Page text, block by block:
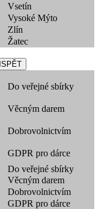
Vsetín
Vysoké Mýto
Zlín
Žatec
Do veřejné sbírky
Věcným darem
Dobrovolnictvím
GDPR pro dárce
Do veřejné sbírky
Věcným darem
Dobrovolnictvím
GDPR pro dárce